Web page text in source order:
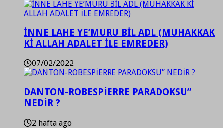
İNNE LAHE YE’MURU BİL ADL (MUHAKKAK
Kİ ALLAH ADALET İLE EMREDER)
07/02/2022
DANTON-ROBESPİERRE PARADOKSU”
NEDİR ?
2 hafta ago